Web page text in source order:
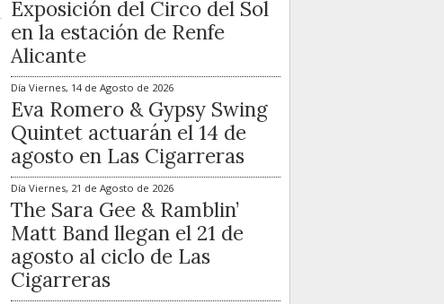
Exposición del Circo del Sol
en la estación de Renfe
Alicante
Día Viernes, 14 de Agosto de 2026
Eva Romero & Gypsy Swing
Quintet actuarán el 14 de
agosto en Las Cigarreras
Día Viernes, 21 de Agosto de 2026
The Sara Gee & Ramblin’
Matt Band llegan el 21 de
agosto al ciclo de Las
Cigarreras